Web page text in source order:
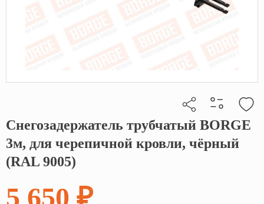
Кликните, чтобы скопировать прямую ссылку
Снегозадержатель трубчатый BORGE
3м, для черепичной кровли, чёрный
(RAL 9005)
5 650 ₽